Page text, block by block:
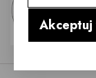
Akceptuj